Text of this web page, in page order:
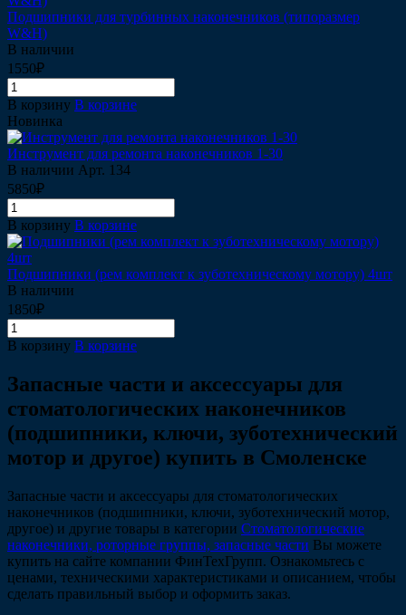
Подшипники для турбинных наконечников (типоразмер
W&H)
В наличии
1550₽
В корзину В корзине
Новинка
Инструмент для ремонта наконечников 1-30
В наличии Арт. 134
5850₽
В корзину В корзине
Подшипники (рем комплект к зуботехническому мотору) 4шт
В наличии
1850₽
В корзину В корзине
Запасные части и аксессуары для
стоматологических наконечников
(подшипники, ключи, зуботехнический
мотор и другое) купить в Смоленске
Запасные части и аксессуары для стоматологических
наконечников (подшипники, ключи, зуботехнический мотор,
другое) и другие товары в категории Стоматологические
наконечники, роторные группы, запасные части Вы можете
купить на сайте компании ФинТехГрупп. Ознакомьтесь с
ценами, техническими характеристиками и описанием, чтобы
сделать правильный выбор и оформить заказ.